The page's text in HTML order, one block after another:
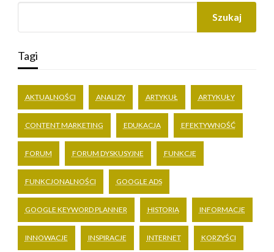
Szukaj
Tagi
AKTUALNOŚCI ANALIZY ARTYKUŁ ARTYKUŁY
CONTENT MARKETING EDUKACJA EFEKTYWNOŚĆ
FORUM FORUM DYSKUSYJNE FUNKCJE
FUNKCJONALNOŚCI GOOGLE ADS
GOOGLE KEYWORD PLANNER HISTORIA INFORMACJE
INNOWACJE INSPIRACJE INTERNET KORZYŚCI